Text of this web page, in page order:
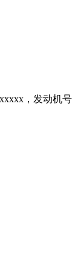
，发动机